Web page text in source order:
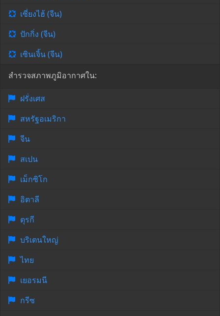
เซี่ยงไฮ้ (จีน)
ปักกิ่ง (จีน)
เซินเจิ้น (จีน)
สำรวจสภาพภูมิอากาศใน:
ฝรั่งเศส
สหรัฐอเมริกา
จีน
สเปน
เม็กซิโก
อิตาลี
ตุรกี
บริเตนใหญ่
ไทย
เยอรมนี
กรีซ